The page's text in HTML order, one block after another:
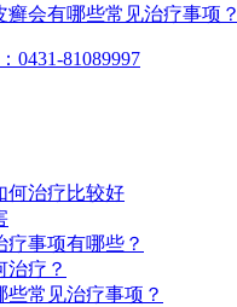
癣会有哪些常见治疗事项？
0431-81089997
何治疗比较好
疗事项有哪些？
治疗？
些常见治疗事项？